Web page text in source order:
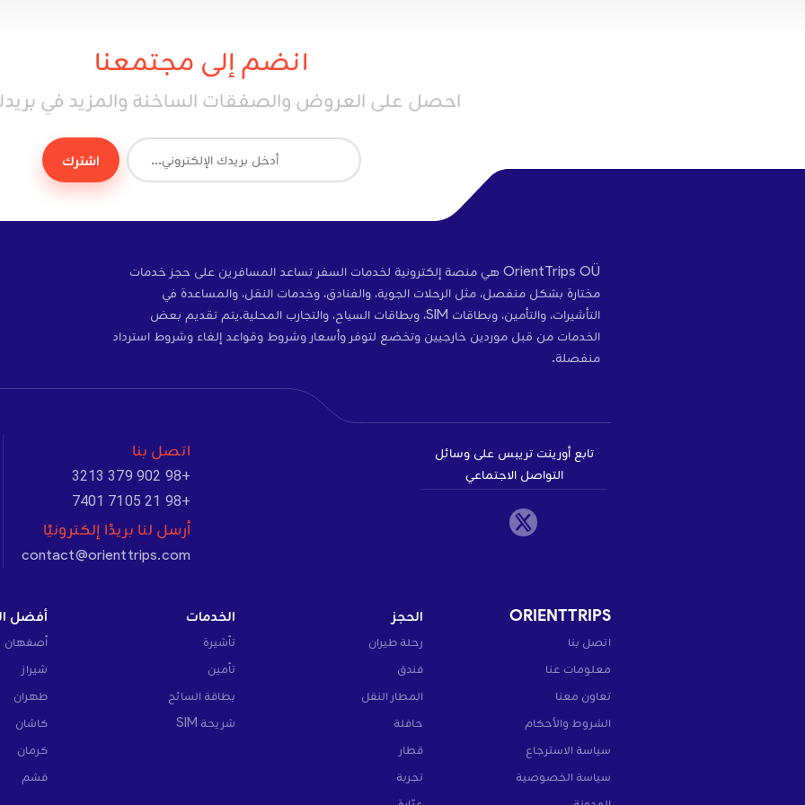
انضم إلى مجتمعنا
احصل على العروض والصفقات الساخنة والمزيد في بريدك
اشترك
OrientTrips OÜ هي منصة إلكترونية لخدمات السفر تساعد المسافرين على حجز خدمات
مختارة بشكل منفصل، مثل الرحلات الجوية، والفنادق، وخدمات النقل، والمساعدة في
التأشيرات، والتأمين، وبطاقات SIM، وبطاقات السياح، والتجارب المحلية.يتم تقديم بعض
الخدمات من قبل موردين خارجيين وتخضع لتوفر وأسعار وشروط وقواعد إلغاء وشروط استرداد
منفصلة.
تابع أورينت تريبس على وسائل
التواصل الاجتماعي
اتصل بنا
+98 902 379 3213
+98 21 7105 7401
أرسل لنا بريدًا إلكترونيًا
contact@orienttrips.com
ORIENTTRIPS
اتصل بنا
معلومات عنا
تعاون معنا
الشروط والأحكام
سياسة الاسترجاع
سياسة الخصوصية
الحجز
رحلة طيران
فندق
المطار النقل
حافلة
قطار
تجربة
الخدمات
تأشيرة
تأمين
بطاقة السائح
شريحة SIM
أفضل
أصفهان
شيراز
طهران
كاشان
كرمان
قشم